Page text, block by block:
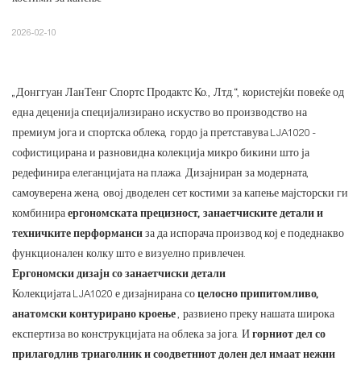
2026-02-10
„Донггуан ЛанТенг Спортс Продактс Ко., Лтд.“, користејќи повеќе од
една деценија специјализирано искуство во производство на
премиум јога и спортска облека, гордо ја претставува LJA1020 -
софистицирана и разновидна колекција микро бикини што ја
редефинира елеганцијата на плажа. Дизајниран за модерната,
самоуверена жена, овој дводелен сет костими за капење мајсторски ги
комбинираергономската прецизност, занаетчиските детали и
техничките перформансиза да испорача производ кој е подеднакво
функционален колку што е визуелно привлечен.
Ергономски дизајн со занаетчиски детали
Колекцијата LJA1020 е дизајнирана соцелосно припитомливо,
анатомски контурирано кроење, развиено преку нашата широка
експертиза во конструкцијата на облека за јога. Игорниот дел со
прилагодлив триаголник и соодветниот долен дел имаат нежни